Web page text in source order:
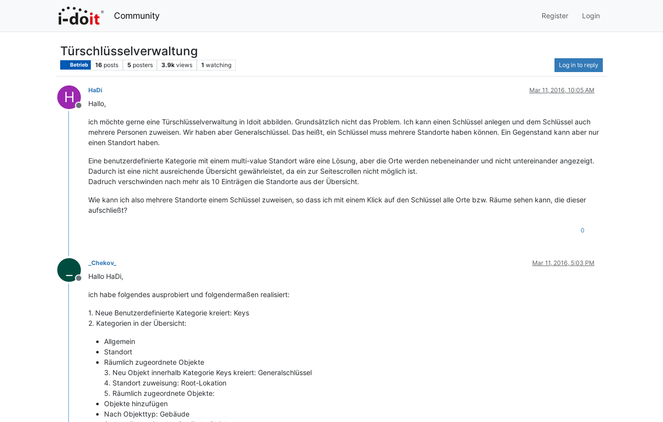
Community Register Login
Türschlüsselverwaltung
Betrieb 16 posts 5 posters 3.9k views 1 watching Log in to reply
H
Offline
HaDi Mar 11, 2016, 10:05 AM
Hallo,
ich möchte gerne eine Türschlüsselverwaltung in Idoit abbilden. Grundsätzlich nicht das Problem. Ich kann einen Schlüssel anlegen und dem Schlüssel auch
mehrere Personen zuweisen. Wir haben aber Generalschlüssel. Das heißt, ein Schlüssel muss mehrere Standorte haben können. Ein Gegenstand kann aber nur
einen Standort haben.
Eine benutzerdefinierte Kategorie mit einem multi-value Standort wäre eine Lösung, aber die Orte werden nebeneinander und nicht untereinander angezeigt.
Dadurch ist eine nicht ausreichende Übersicht gewährleistet, da ein zur Seitescrollen nicht möglich ist.
Dadruch verschwinden nach mehr als 10 Einträgen die Standorte aus der Übersicht.
Wie kann ich also mehrere Standorte einem Schlüssel zuweisen, so dass ich mit einem Klick auf den Schlüssel alle Orte bzw. Räume sehen kann, die dieser
aufschließt?
0
Offline
_Chekov_ Mar 11, 2016, 5:03 PM
Hallo HaDi,
ich habe folgendes ausprobiert und folgendermaßen realisiert:
1. Neue Benutzerdefinierte Kategorie kreiert: Keys
2. Kategorien in der Übersicht:
Allgemein
Standort
Räumlich zugeordnete Objekte
3. Neu Objekt innerhalb Kategorie Keys kreiert: Generalschlüssel
4. Standort zuweisung: Root-Lokation
5. Räumlich zugeordnete Objekte:
Objekte hinzufügen
Nach Objekttyp: Gebäude